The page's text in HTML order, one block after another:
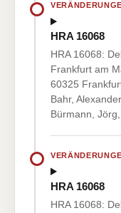
HRA 16068
HRA 16068:
Frankfurt am
60325
Bahr,
Bürmann,
HRA 16068
HRA 16068: